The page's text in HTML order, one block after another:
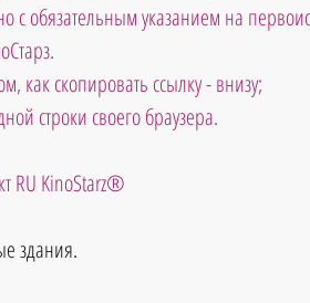
с обязательным указанием на
как скопировать ссылку - внизу;
командной строки
RU KinoStarz®
здания.